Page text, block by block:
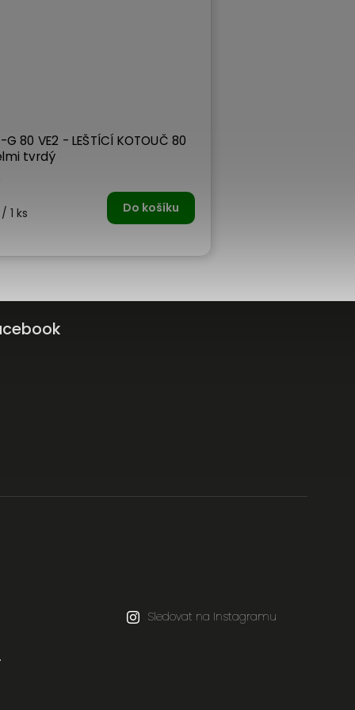
G 80 VE2 - LEŠTÍCÍ KOTOUČ 80
tvrdý
1 ks Do košíku
Sledovat na Instagramu